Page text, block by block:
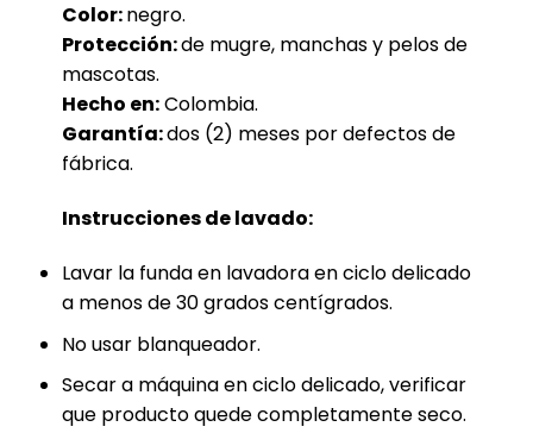
Color:negro.
Protección:de mugre, manchas y pelos de
mascotas.
Hecho en:Colombia.
Garantía:dos (2) meses por defectos de
fábrica.
Instrucciones de lavado:
Lavar la funda en lavadora en ciclo delicado
a menos de 30 grados centígrados.
No usar blanqueador.
Secar a máquina en ciclo delicado, verificar
que producto quede completamente seco.